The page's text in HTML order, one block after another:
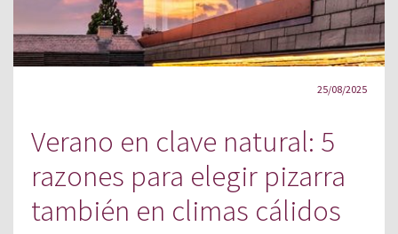
25/08/2025
Verano en clave natural: 5
razones para elegir pizarra
también en climas cálidos